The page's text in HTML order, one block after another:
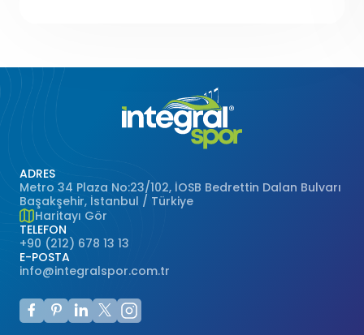
ADRES
Metro 34 Plaza No:23/102, İOSB Bedrettin Dalan Bulvarı
Başakşehir, İstanbul / Türkiye
Haritayı Gör
TELEFON
+90 (212) 678 13 13
E-POSTA
info@integralspor.com.tr